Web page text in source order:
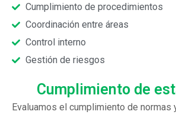
Cumplimiento de procedimientos
Coordinación entre áreas
Control interno
Gestión de riesgos
Cumplimiento de
Evaluamos el cumplimiento de normas